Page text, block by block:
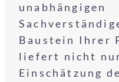
unabhängigen
Baustein Ihrer
liefert nicht
Einschätzung